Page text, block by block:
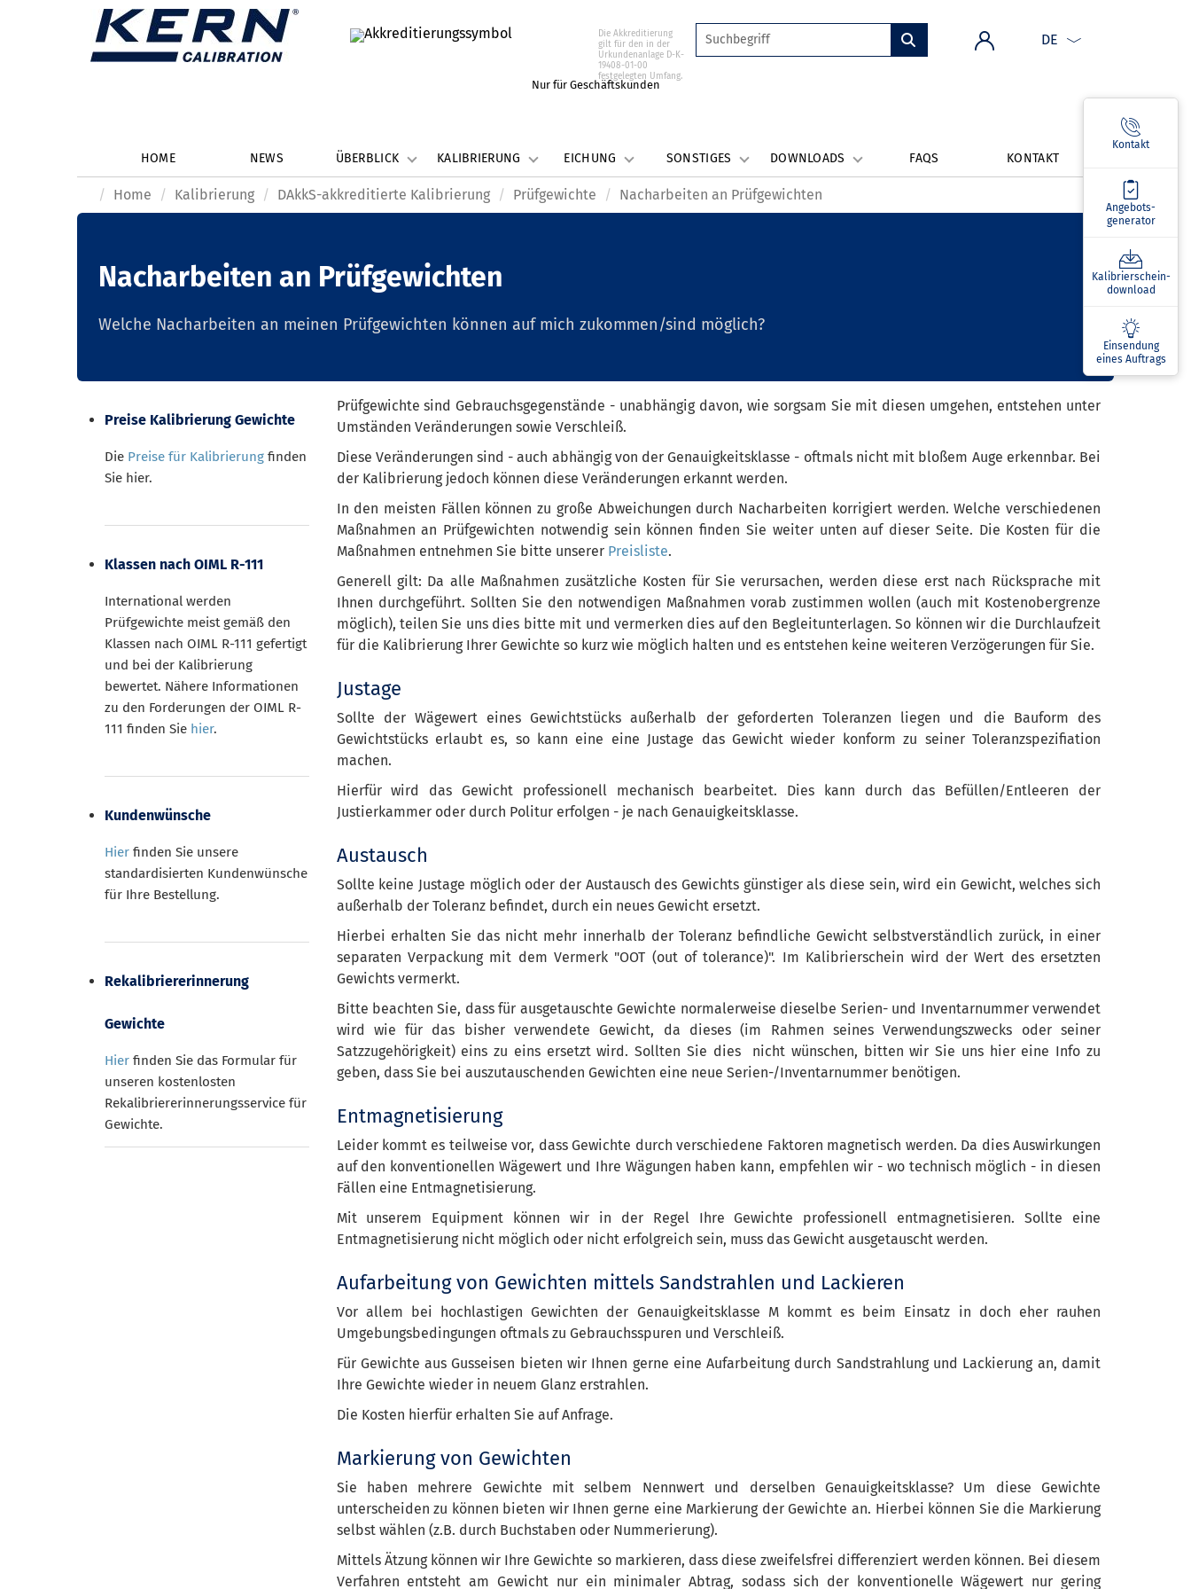
Die Akkreditierung
gilt für den in der
Urkundenanlage D-K-
19408-01-00
festgelegten Umfang.
DE
Nur für Geschäftskunden
Kontakt
Angebots­
generator
Kalibrierschein­
download
Einsendung
eines Auftrags
HOME NEWS ÜBERBLICK KALIBRIERUNG EICHUNG SONSTIGES DOWNLOADS FAQS KONTAKT
Home Kalibrierung DAkkS-akkreditierte Kalibrierung Prüfgewichte Nacharbeiten an Prüfgewichten
Nacharbeiten an Prüfgewichten
Welche Nacharbeiten an meinen Prüfgewichten können auf mich zukommen/sind möglich?
Preise Kalibrierung Gewichte
Die Preise für Kalibrierung finden
Sie hier.
Klassen nach OIML R-111
International werden
Prüfgewichte meist gemäß den
Klassen nach OIML R-111 gefertigt
und bei der Kalibrierung
bewertet. Nähere Informationen
zu den Forderungen der OIML R-
111 finden Sie hier.
Kundenwünsche
Hier finden Sie unsere
standardisierten Kundenwünsche
für Ihre Bestellung.
Rekalibriererinnerung
Gewichte
Hier finden Sie das Formular für
unseren kostenlosten
Rekalibriererinnerungsservice für
Gewichte.
Prüfgewichte sind Gebrauchsgegenstände - unabhängig davon, wie sorgsam Sie mit diesen umgehen, entstehen unter
Umständen Veränderungen sowie Verschleiß.
Diese Veränderungen sind - auch abhängig von der Genauigkeitsklasse - oftmals nicht mit bloßem Auge erkennbar. Bei
der Kalibrierung jedoch können diese Veränderungen erkannt werden.
In den meisten Fällen können zu große Abweichungen durch Nacharbeiten korrigiert werden. Welche verschiedenen
Maßnahmen an Prüfgewichten notwendig sein können finden Sie weiter unten auf dieser Seite. Die Kosten für die
Maßnahmen entnehmen Sie bitte unserer Preisliste.
Generell gilt: Da alle Maßnahmen zusätzliche Kosten für Sie verursachen, werden diese erst nach Rücksprache mit
Ihnen durchgeführt. Sollten Sie den notwendigen Maßnahmen vorab zustimmen wollen (auch mit Kostenobergrenze
möglich), teilen Sie uns dies bitte mit und vermerken dies auf den Begleitunterlagen. So können wir die Durchlaufzeit
für die Kalibrierung Ihrer Gewichte so kurz wie möglich halten und es entstehen keine weiteren Verzögerungen für Sie.
Justage
Sollte der Wägewert eines Gewichtstücks außerhalb der geforderten Toleranzen liegen und die Bauform des
Gewichtstücks erlaubt es, so kann eine eine Justage das Gewicht wieder konform zu seiner Toleranzspezifiation
machen.
Hierfür wird das Gewicht professionell mechanisch bearbeitet. Dies kann durch das Befüllen/Entleeren der
Justierkammer oder durch Politur erfolgen - je nach Genauigkeitsklasse.
Austausch
Sollte keine Justage möglich oder der Austausch des Gewichts günstiger als diese sein, wird ein Gewicht, welches sich
außerhalb der Toleranz befindet, durch ein neues Gewicht ersetzt.
Hierbei erhalten Sie das nicht mehr innerhalb der Toleranz befindliche Gewicht selbstverständlich zurück, in einer
separaten Verpackung mit dem Vermerk "OOT (out of tolerance)". Im Kalibrierschein wird der Wert des ersetzten
Gewichts vermerkt.
Bitte beachten Sie, dass für ausgetauschte Gewichte normalerweise dieselbe Serien- und Inventarnummer verwendet
wird wie für das bisher verwendete Gewicht, da dieses (im Rahmen seines Verwendungszwecks oder seiner
Satzzugehörigkeit) eins zu eins ersetzt wird. Sollten Sie dies nicht wünschen, bitten wir Sie uns hier eine Info zu
geben, dass Sie bei auszutauschenden Gewichten eine neue Serien-/Inventarnummer benötigen.
Entmagnetisierung
Leider kommt es teilweise vor, dass Gewichte durch verschiedene Faktoren magnetisch werden. Da dies Auswirkungen
auf den konventionellen Wägewert und Ihre Wägungen haben kann, empfehlen wir - wo technisch möglich - in diesen
Fällen eine Entmagnetisierung.
Mit unserem Equipment können wir in der Regel Ihre Gewichte professionell entmagnetisieren. Sollte eine
Entmagnetisierung nicht möglich oder nicht erfolgreich sein, muss das Gewicht ausgetauscht werden.
Aufarbeitung von Gewichten mittels Sandstrahlen und Lackieren
Vor allem bei hochlastigen Gewichten der Genauigkeitsklasse M kommt es beim Einsatz in doch eher rauhen
Umgebungsbedingungen oftmals zu Gebrauchsspuren und Verschleiß.
Für Gewichte aus Gusseisen bieten wir Ihnen gerne eine Aufarbeitung durch Sandstrahlung und Lackierung an, damit
Ihre Gewichte wieder in neuem Glanz erstrahlen.
Die Kosten hierfür erhalten Sie auf Anfrage.
Markierung von Gewichten
Sie haben mehrere Gewichte mit selbem Nennwert und derselben Genauigkeitsklasse? Um diese Gewichte
unterscheiden zu können bieten wir Ihnen gerne eine Markierung der Gewichte an. Hierbei können Sie die Markierung
selbst wählen (z.B. durch Buchstaben oder Nummerierung).
Mittels Ätzung können wir Ihre Gewichte so markieren, dass diese zweifelsfrei differenziert werden können. Bei diesem
Verfahren entsteht am Gewicht nur ein minimaler Abtrag, sodass sich der konventionelle Wägewert nur gering